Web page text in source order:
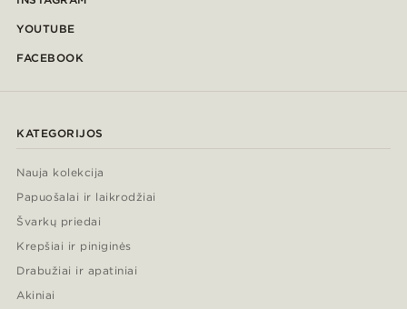
YOUTUBE
FACEBOOK
KATEGORIJOS
Nauja kolekcija
Papuošalai ir laikrodžiai
Švarkų priedai
Krepšiai ir piniginės
Drabužiai ir apatiniai
Akiniai